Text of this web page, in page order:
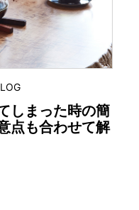
しまった時の簡
点も合わせて解